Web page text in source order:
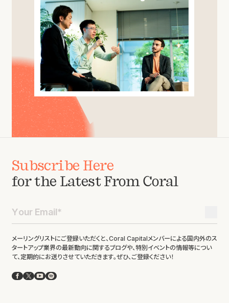
Subscribe Here
for the Latest From Coral
メーリングリストにご登録いただくと、Coral Capitalメンバーによる国内外のス
タートアップ業界の最新動向に関するブログや、特別イベントの情報等につい
て、定期的にお送りさせていただきます。ぜひ、ご登録ください！
Facebook
X YouTube
Spotify